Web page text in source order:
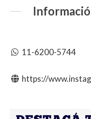
11-6200-5744
https://